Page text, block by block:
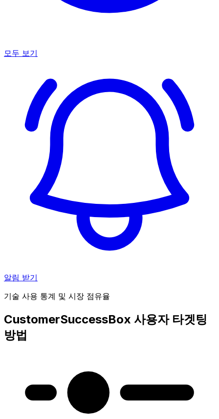
모두 보기
알림 받기
기술 사용 통계 및 시장 점유율
CustomerSuccessBox 사용자 타겟팅
방법